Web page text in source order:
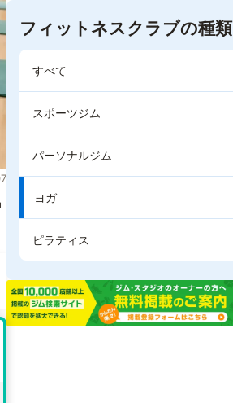
フィットネスクラブの種類
すべて
スポーツジム
パーソナルジム
ヨガ
ピラティス